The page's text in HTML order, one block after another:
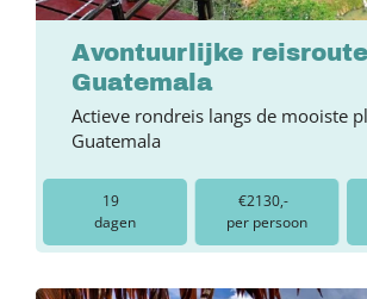
Avontuurlijke reisroute
Guatemala
Actieve rondreis langs de mooiste
Guatemala
19
dagen
€2130,-
per persoon